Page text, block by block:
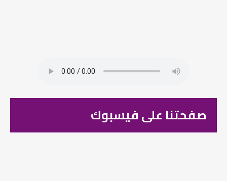
صفحتنا على فيسبوك